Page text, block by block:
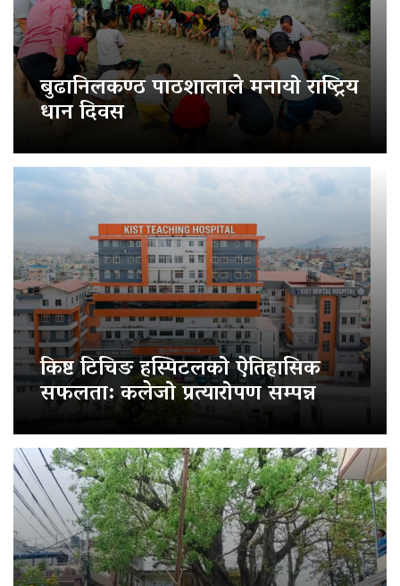
बुढानिलकण्ठ पाठशालाले मनायो राष्ट्रिय
धान दिवस
किष्ट टिचिङ हस्पिटलको ऐतिहासिक
सफलता: कलेजो प्रत्यारोपण सम्पन्न